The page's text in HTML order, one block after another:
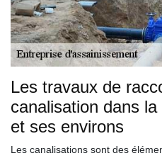
Les travaux de
canalisation dans
et ses environs
Les canalisations sont des